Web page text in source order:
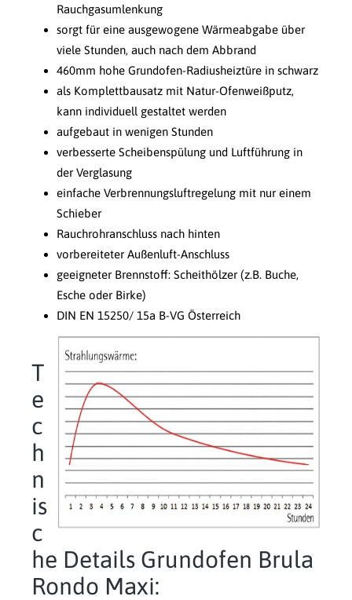
Rauchgasumlenkung
sorgt für eine ausgewogene Wärmeabgabe über
viele Stunden, auch nach dem Abbrand
460mm hohe Grundofen-Radiusheiztüre in schwarz
als Komplettbausatz mit Natur-Ofenweißputz,
kann individuell gestaltet werden
aufgebaut in wenigen Stunden
verbesserte Scheibenspülung und Luftführung in
der Verglasung
einfache Verbrennungsluftregelung mit nur einem
Schieber
Rauchrohranschluss nach hinten
vorbereiteter Außenluft-Anschluss
geeigneter Brennstoff: Scheithölzer (z.B. Buche,
Esche oder Birke)
DIN EN 15250/ 15a B-VG Österreich
T
e
c
h
n
is
c
he Details Grundofen Brula
Rondo Maxi: